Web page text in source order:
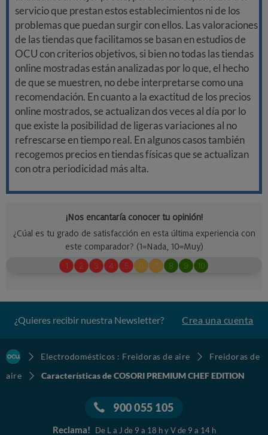
servicio que prestan estos establecimientos ni de los
problemas que puedan surgir con ellos. Las valoraciones
de las tiendas que facilitamos se basan en estudios de
OCU con criterios objetivos, si bien no todas las tiendas
online mostradas están analizadas por lo que, el hecho
de que se muestren, no debe interpretarse como una
recomendación. En cuanto a la exactitud de los precios
online mostrados, se actualizan dos veces al día por lo
que existe la posibilidad de ligeras variaciones al no
refrescarse en tiempo real. En algunos casos también
recogemos precios en tiendas físicas que se actualizan
con otra periodicidad más alta.
¿Quieres recibir nuestra Newsletter? Crea una cuenta
Electrodomésticos : Freidoras de aire
Freidoras de
aire
Características de COSORI PREMIUM CHEF EDITION
900 055 105
Reclama! De L a J de 9 a 18 h y V de 9 a 14 h